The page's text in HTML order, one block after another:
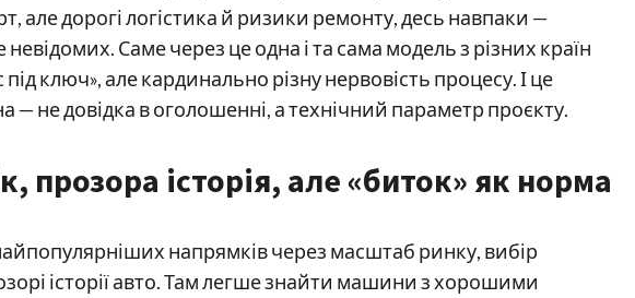
але дорогі логістика й ризики ремонту, десь навпаки —
Саме через це одна і та сама модель з різних країн
ключ», але кардинально різну нервовість процесу. І це
— не довідка в оголошенні, а технічний параметр проєкту.
прозора історія, але «биток» як норма
напрямків через масштаб ринку, вибір
історії авто. Там легше знайти машини з хорошими